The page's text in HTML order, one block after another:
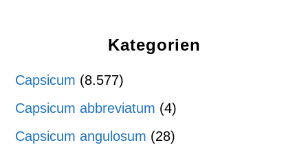
Kategorien
Capsicum (8.577)
Capsicum abbreviatum (4)
Capsicum angulosum (28)